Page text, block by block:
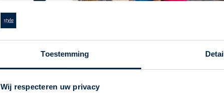
Toestemming
Wij respecteren uw privacyVerenigde Staten | Rondreis per auto |